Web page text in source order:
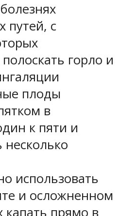
путей, с
горло и
плоды
в
к пяти и
несколько
использовать
и осложненном
капать прямо в